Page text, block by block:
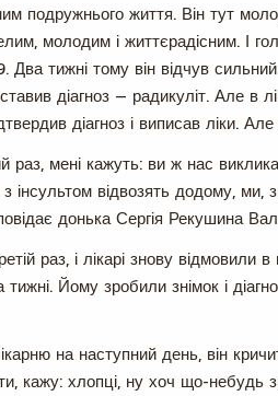
подружнього життя. Він тут
молодим і життєрадісним. І
тижні тому він відчув
діагноз — радикуліт. Але в
діагноз і виписав ліки.
раз, мені кажуть: ви ж нас
інсультом відвозять додому,
донька Сергія Рекушина
раз, і лікарі знову відмовили в
Йому зробили знімок і
на наступний день, він
кажу: хлопці, ну хоч що-